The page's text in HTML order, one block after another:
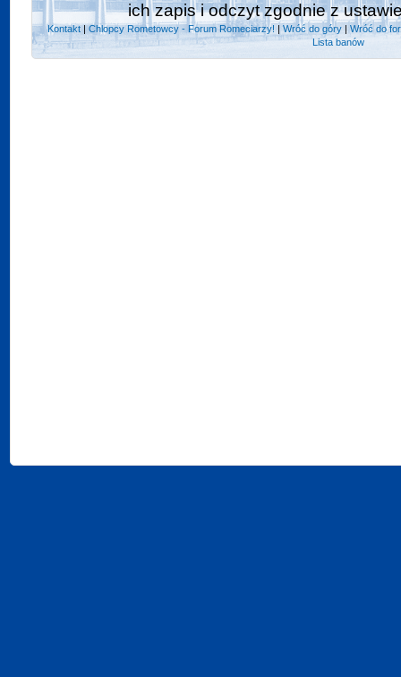
ich zapis i odczyt zgodnie z
Kontakt| Chlopcy Rometowcy - Forum Romeciarzy! |Wróć do góry| Wróć do
Lista banów